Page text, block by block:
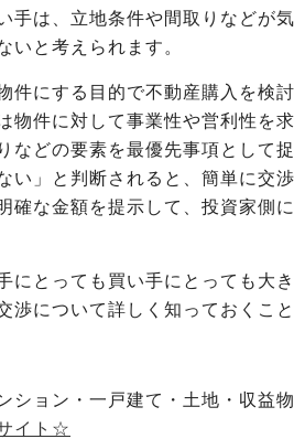
手は、立地条件や間取りなどが
いと考えられます。
件にする目的で不動産購入を検
物件に対して事業性や営利性を
などの要素を最優先事項として
い」と判断されると、簡単に交
確な金額を提示して、投資家側
にとっても買い手にとっても大
渉について詳しく知っておくこと
ション・一戸建て・土地・収益
イト☆